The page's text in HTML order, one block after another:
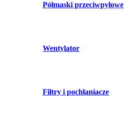
Półmaski przeciwpyłowe
Wentylator
Filtry i pochłaniacze